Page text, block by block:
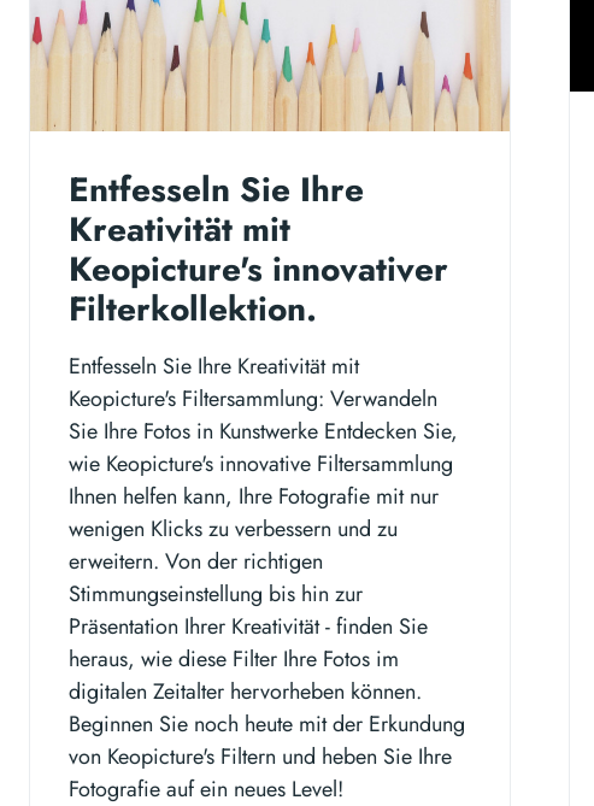
Entfesseln Sie Ihre
Kreativität mit
Keopicture's innovativer
Filterkollektion.
Entfesseln Sie Ihre Kreativität mit
Keopicture's Filtersammlung: Verwandeln
Sie Ihre Fotos in Kunstwerke Entdecken Sie,
wie Keopicture's innovative Filtersammlung
Ihnen helfen kann, Ihre Fotografie mit nur
wenigen Klicks zu verbessern und zu
erweitern. Von der richtigen
Stimmungseinstellung bis hin zur
Präsentation Ihrer Kreativität - finden Sie
heraus, wie diese Filter Ihre Fotos im
digitalen Zeitalter hervorheben können.
Beginnen Sie noch heute mit der Erkundung
von Keopicture's Filtern und heben Sie Ihre
Fotografie auf ein neues Level!